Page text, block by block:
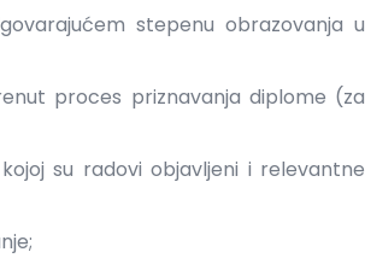
stepenu obrazovanja u
proces priznavanja diplome (za
su radovi objavljeni i relevantne